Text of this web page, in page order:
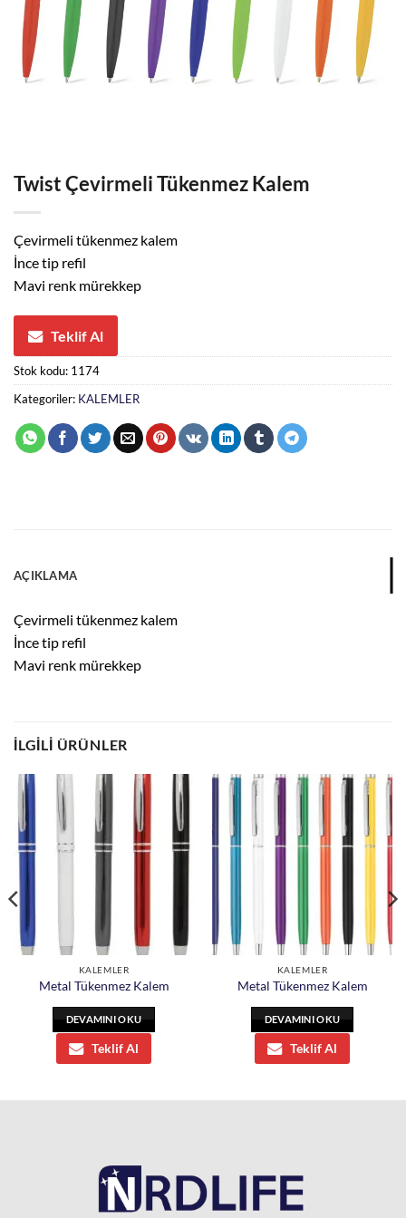
Twist Çevirmeli Tükenmez Kalem
Çevirmeli tükenmez kalem
İnce tip refil
Mavi renk mürekkep
Teklif Al
Stok kodu: 1174
Kategoriler: KALEMLER
AÇIKLAMA
Çevirmeli tükenmez kalem
İnce tip refil
Mavi renk mürekkep
İLGILI ÜRÜNLER
KALEMLER
Metal Tükenmez Kalem
DEVAMINI OKU
Teklif Al
KALEMLER
Metal Tükenmez Kalem
DEVAMINI OKU
Teklif Al